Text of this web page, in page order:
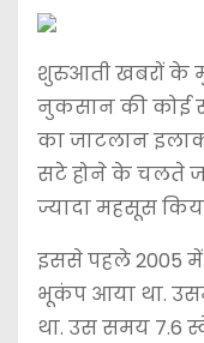
शुरुआती खबरों के
नुकसान की कोई
का जाटलान
सटे होने के चलते
ज्यादा महसूस
इससे पहले 2005
भूकंप आया था.
था. उस समय 7.6